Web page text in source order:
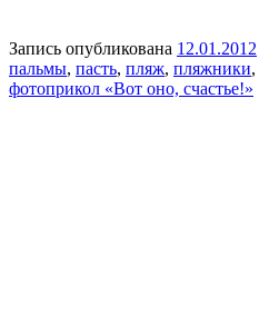
Запись опубликована 12.01.2012
пальмы, пасть, пляж, пляжники,
фотоприкол «Вот оно, счастье!»